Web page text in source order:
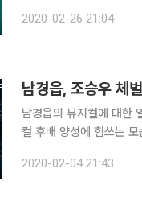
2020-02-26 21:04
남경읍, 조승우 체
남경읍의 뮤지컬에 대한 열정이 다뤄졌다. 남경읍은 4일 방
컬 후배 양성에 힘쓰는
하다. 남경읍은 황정민 뿐
2020-02-04 21:43